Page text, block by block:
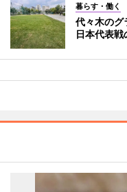
暮らす・働く
代々木の
日本代表戦